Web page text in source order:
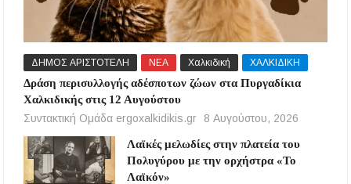
ΔΗΜΟΣ ΑΡΙΣΤΟΤΕΛΗ ΝΕΑ Χαλκιδική ΧΑΛΚΙΔΙΚΗ
Δράση περισυλλογής αδέσποτων ζώων στα Πυργαδίκια
Χαλκιδικής στις 12 Αυγούστου
Συντακτική Ομάδα ergoxalkidikis.gr
8 Αυγούστου, 2026
Λαϊκές μελωδίες στην πλατεία του
Πολυγύρου με την ορχήστρα «Το
Λαϊκόν»